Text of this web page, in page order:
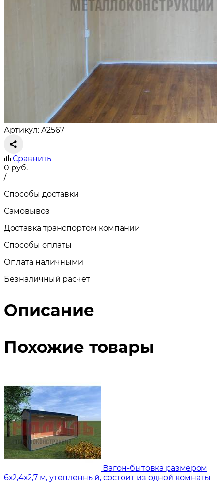
Артикул: A2567
Сравнить
0 руб.
/
Способы доставки
Самовывоз
Доставка транспортом компании
Способы оплаты
Оплата наличными
Безналичный расчет
Описание
Похожие товары
Вагон-бытовка размером
6х2,4х2,7 м, утепленный, состоит из одной комнаты